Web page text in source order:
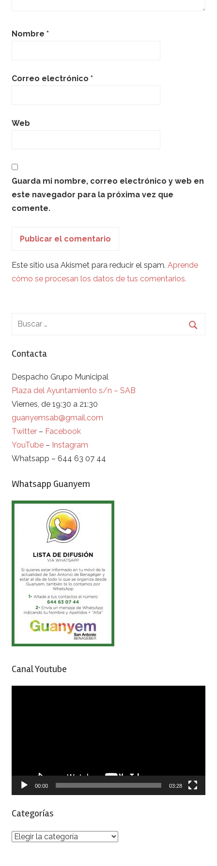
Nombre *
Correo electrónico *
Web
Guarda mi nombre, correo electrónico y web en
este navegador para la próxima vez que
comente.
Este sitio usa Akismet para reducir el spam. Aprende
cómo se procesan los datos de tus comentarios.
Contacta
Despacho Grupo Municipal
Plaza del Ayuntamiento s/n – SAB
Viernes, de 19:30 a 21:30
guanyemsab@gmail.com
Twitter – Facebook
YouTube – Instagram
Whatsapp – 644 63 07 44
Whatsapp Guanyem
Canal Youtube
00:00 03:28
Categorías
Categorías